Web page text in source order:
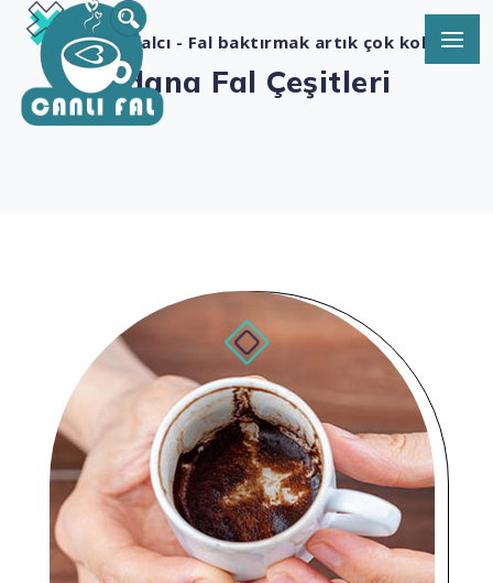
Fal- En iyi falcı - Fal baktırmak artık çok kolay
Adana Fal Çeşitleri